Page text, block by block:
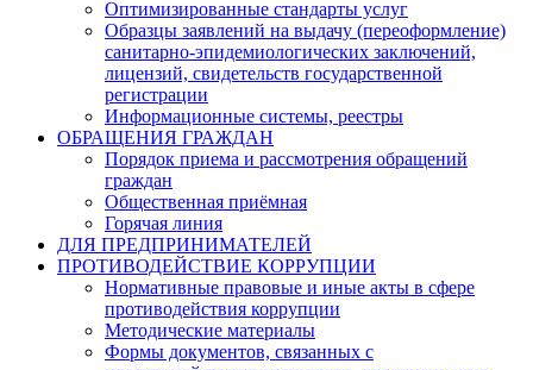
Оптимизированные стандарты услуг
Образцы заявлений на выдачу (переоформление)
санитарно-эпидемиологических заключений,
лицензий, свидетельств государственной
регистрации
Информационные системы, реестры
ОБРАЩЕНИЯ ГРАЖДАН
Порядок приема и рассмотрения обращений
граждан
Общественная приёмная
Горячая линия
ДЛЯ ПРЕДПРИНИМАТЕЛЕЙ
ПРОТИВОДЕЙСТВИЕ КОРРУПЦИИ
Нормативные правовые и иные акты в сфере
противодействия коррупции
Методические материалы
Формы документов, связанных с